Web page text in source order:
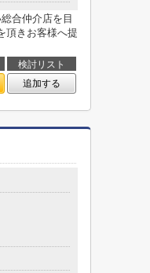
合仲介店を目
頂きお客様へ提
検討リスト
追加する